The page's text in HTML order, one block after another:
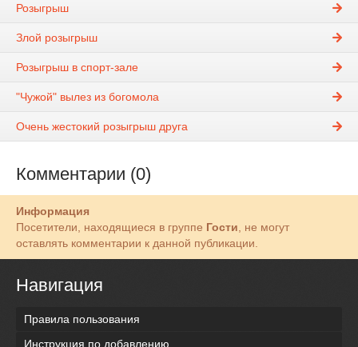
Розыгрыш
Злой розыгрыш
Розыгрыш в спорт-зале
"Чужой" вылез из богомола
Очень жестокий розыгрыш друга
Комментарии (0)
Информация
Посетители, находящиеся в группе Гости, не могут
оставлять комментарии к данной публикации.
Навигация
Правила пользования
Инструкция по добавлению